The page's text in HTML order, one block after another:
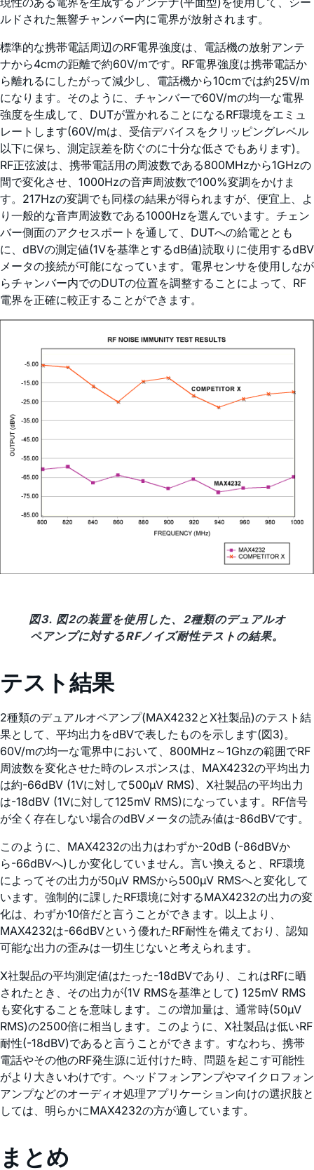
ルドされた無響チャンバー内に電界が放射されます。
標準的な携帯電話周辺のRF電界強度は、電話機の放射アンテ
ナから4cmの距離で約60V/mです。RF電界強度は携帯電話か
ら離れるにしたがって減少し、電話機から10cmでは約25V/m
になります。そのように、チャンバーで60V/mの均一な電界
強度を生成して、DUTが置かれることになるRF環境をエミュ
レートします(60V/mは、受信デバイスをクリッピングレベル
以下に保ち、測定誤差を防ぐのに十分な低さでもあります)。
RF正弦波は、携帯電話用の周波数である800MHzから1GHzの
間で変化させ、1000Hzの音声周波数で100%変調をかけま
す。217Hzの変調でも同様の結果が得られますが、便宜上、よ
り一般的な音声周波数である1000Hzを選んでいます。チェン
バー側面のアクセスポートを通して、DUTへの給電ととも
に、dBVの測定値(1Vを基準とするdB値)読取りに使用するdBV
メータの接続が可能になっています。電界センサを使用しなが
らチャンバー内でのDUTの位置を調整することによって、RF
電界を正確に較正することができます。
図3. 図2の装置を使用した、2種類のデュアルオ
ペアンプに対するRFノイズ耐性テストの結果。
テスト結果
2種類のデュアルオペアンプ(MAX4232とX社製品)のテスト結
果として、平均出力をdBVで表したものを示します(図3)。
60V/mの均一な電界中において、800MHz～1Ghzの範囲でRF
周波数を変化させた時のレスポンスは、MAX4232の平均出力
は約-66dBV (1Vに対して500µV RMS)、X社製品の平均出力
は-18dBV (1Vに対して125mV RMS)になっています。RF信号
が全く存在しない場合のdBVメータの読み値は-86dBVです。
このように、MAX4232の出力はわずか-20dB (-86dBVか
ら-66dBVへ)しか変化していません。言い換えると、RF環境
によってその出力が50µV RMSから500µV RMSへと変化して
います。強制的に課したRF環境に対するMAX4232の出力の変
化は、わずか10倍だと言うことができます。以上より、
MAX4232は-66dBVという優れたRF耐性を備えており、認知
可能な出力の歪みは一切生じないと考えられます。
X社製品の平均測定値はたった-18dBVであり、これはRFに晒
されたとき、その出力が(1V RMSを基準として) 125mV RMS
も変化することを意味します。この増加量は、通常時(50µV
RMS)の2500倍に相当します。このように、X社製品は低いRF
耐性(-18dBV)であると言うことができます。すなわち、携帯
電話やその他のRF発生源に近付けた時、問題を起こす可能性
がより大きいわけです。ヘッドフォンアンプやマイクロフォン
アンプなどのオーディオ処理アプリケーション向けの選択肢と
しては、明らかにMAX4232の方が適しています。
まとめ